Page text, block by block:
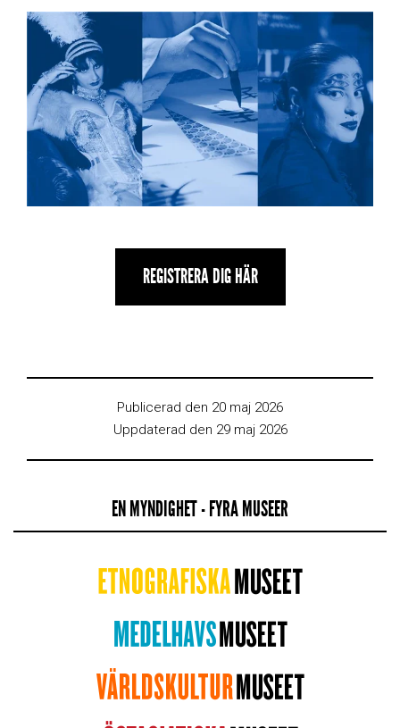
REGISTRERA DIG HÄR
Publicerad den 20 maj 2026
Uppdaterad den 29 maj 2026
EN MYNDIGHET - FYRA MUSEER